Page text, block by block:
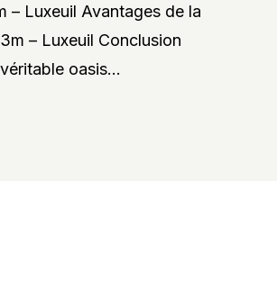
– Luxeuil Avantages de la
– Luxeuil Conclusion
oasis...